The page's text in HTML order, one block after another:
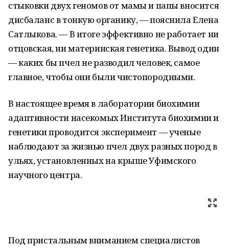
стыковки двух геномов от мамы и папы вносится
дисбаланс в тонкую органику, — пояснила Елена
Сатлыкова. — В итоге эффективно не работает ни
отцовская, ни материнская генетика. Вывод один
— каких бы пчел не разводил человек, самое
главное, чтобы они были чистопородными.
В настоящее время в лаборатории биохимии
адаптивности насекомых Института биохимии и
генетики проводится эксперимент — ученые
наблюдают за жизнью пчел двух разных пород в
ульях, установленных на крыше Уфимского
научного центра.
Под пристальным вниманием специалистов